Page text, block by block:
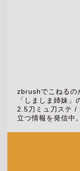
zbrushでこねるの
「しましま姉妹
2.5刀ミュ刀ステ /
立つ情報を発信中。